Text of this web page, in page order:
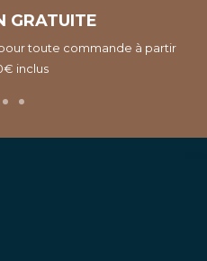
GRATUITE
toute commande à partir
inclus